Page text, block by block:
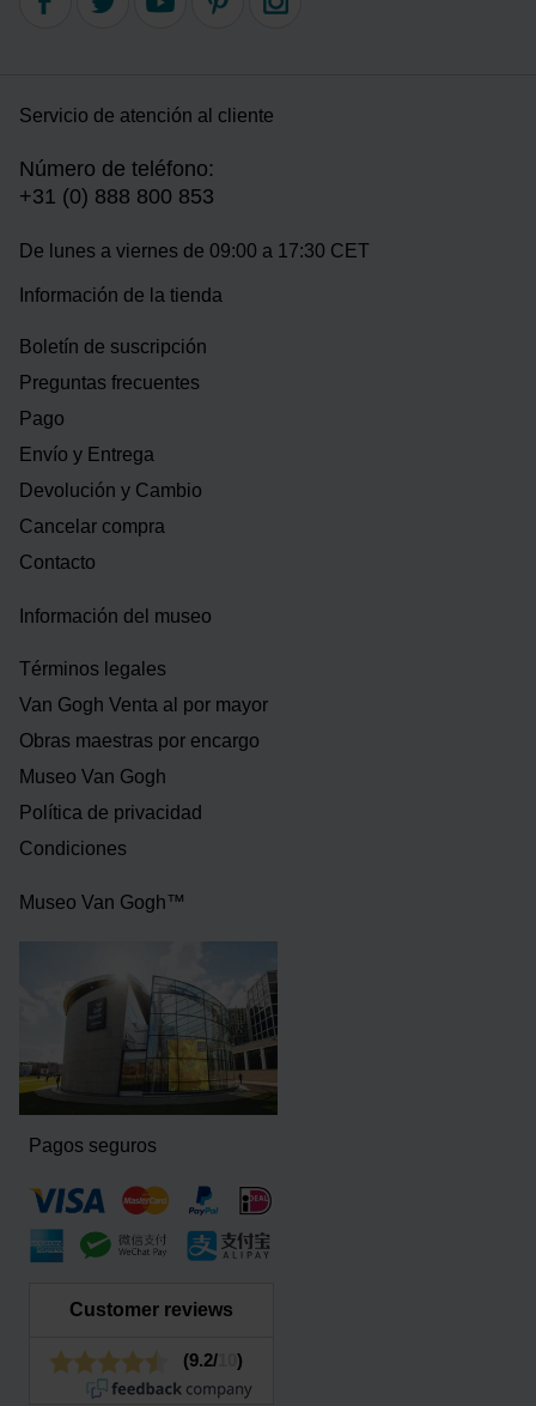
Servicio de atención al cliente
Número de teléfono:
+31 (0) 888 800 853
De lunes a viernes de 09:00 a 17:30 CET
Información de la tienda
Boletín de suscripción
Preguntas frecuentes
Pago
Envío y Entrega
Devolución y Cambio
Cancelar compra
Contacto
Información del museo
Términos legales
Van Gogh Venta al por mayor
Obras maestras por encargo
Museo Van Gogh
Política de privacidad
Condiciones
Museo Van Gogh™
Pagos seguros